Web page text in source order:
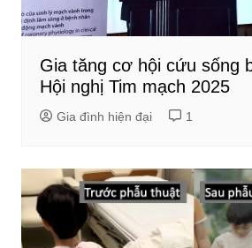
Gia tăng cơ hội cứu sống
Hội nghị Tim mạch 2025
Gia đình hiện đại 1